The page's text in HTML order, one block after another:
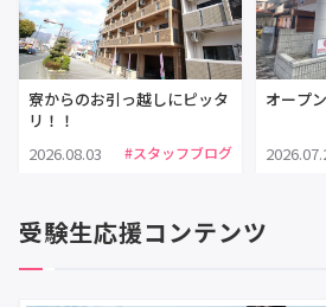
寮からのお引っ越しにピッタ
リ！！
2026.08.03
#スタッフブログ
オープ
受験生応援コンテンツ